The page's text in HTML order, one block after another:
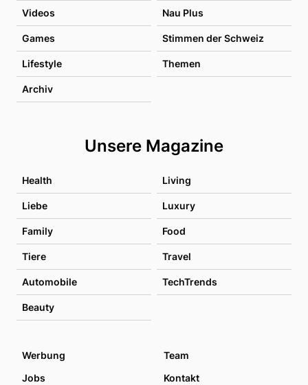
Videos Nau Plus
Games Stimmen der Schweiz
Lifestyle Themen
Archiv
Unsere Magazine
Health Living
Liebe Luxury
Family Food
Tiere Travel
Automobile TechTrends
Beauty
Werbung
Team
Jobs
Kontakt